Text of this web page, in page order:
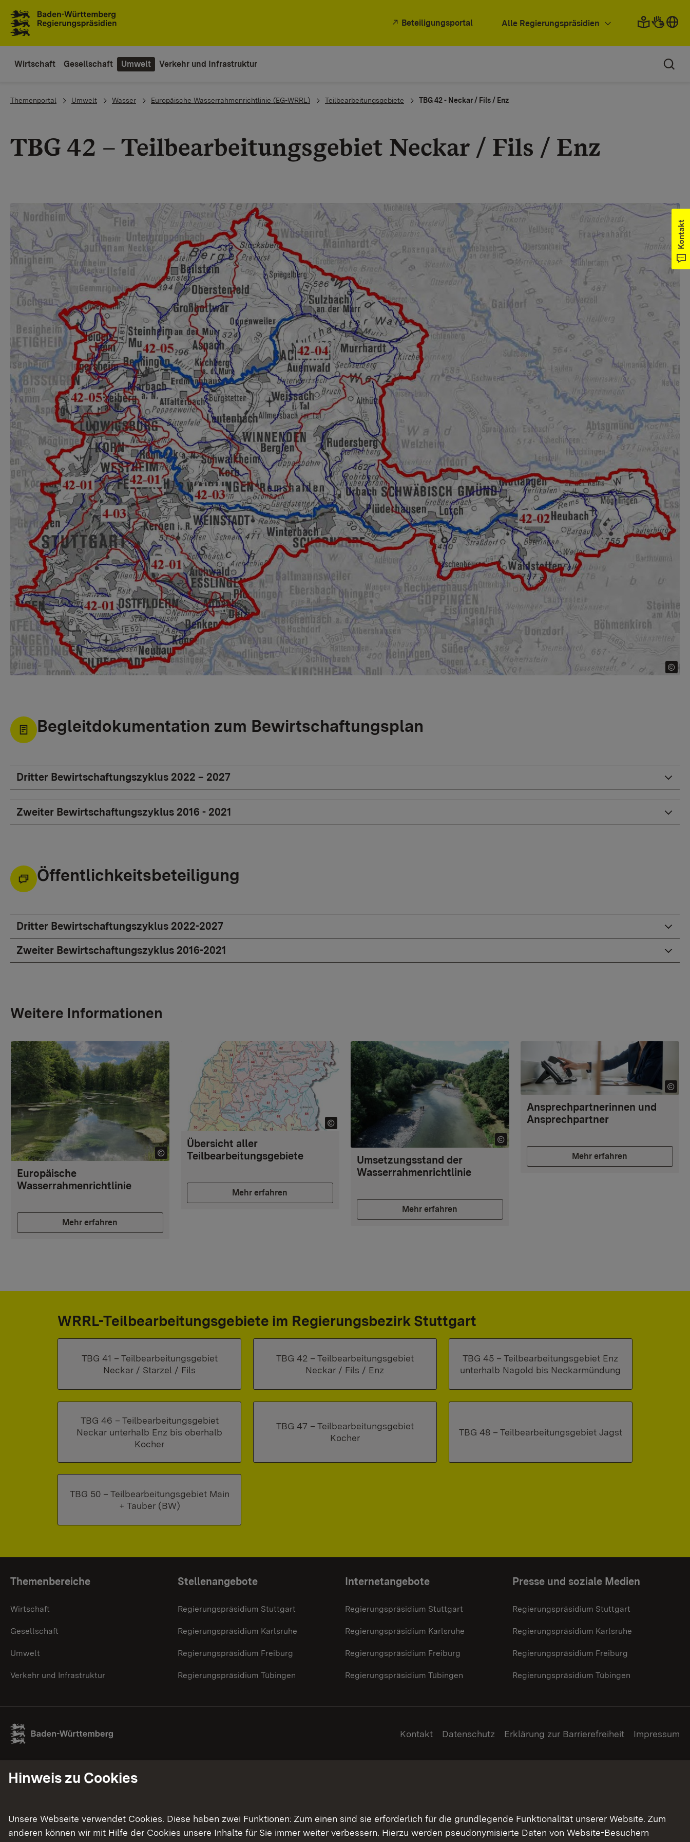
Beteiligungsportal Alle Regierungspräsidien
Wirtschaft Gesellschaft Umwelt Verkehr und Infrastruktur
You are here:
Themenportal Umwelt Wasser Europäische Wasserrahmenrichtlinie (EG-WRRL) Teilbearbeitungsgebiete TBG 42 - Neckar / Fils / Enz
TBG 42 – Teilbearbeitungsgebiet Neckar / Fils / Enz
Show larger version for:
Begleitdokumentation zum Bewirtschaftungsplan
Dritter Bewirtschaftungszyklus 2022 – 2027
Zweiter Bewirtschaftungszyklus 2016 - 2021
Öffentlichkeitsbeteiligung
Dritter Bewirtschaftungszyklus 2022-2027
Zweiter Bewirtschaftungszyklus 2016-2021
Weitere Informationen
Europäische
Wasserrahmenrichtlinie
Mehr erfahren
Übersicht aller
Teilbearbeitungsgebiete
Mehr erfahren
Umsetzungsstand der
Wasserrahmenrichtlinie
Mehr erfahren
Ansprechpartnerinnen und
Ansprechpartner
Mehr erfahren
WRRL-Teilbearbeitungsgebiete im Regierungsbezirk Stuttgart
TBG 41 – Teilbearbeitungsgebiet
Neckar / Starzel / Fils
TBG 42 – Teilbearbeitungsgebiet
Neckar / Fils / Enz
TBG 45 – Teilbearbeitungsgebiet Enz
unterhalb Nagold bis Neckarmündung
TBG 46 – Teilbearbeitungsgebiet
Neckar unterhalb Enz bis oberhalb
Kocher
TBG 47 – Teilbearbeitungsgebiet
Kocher
TBG 48 – Teilbearbeitungsgebiet Jagst
TBG 50 – Teilbearbeitungsgebiet Main
+ Tauber (BW)
Kontakt
Themenübersicht
Themenbereiche
Wirtschaft
Gesellschaft
Umwelt
Verkehr und Infrastruktur
Stellenangebote
Regierungspräsidium Stuttgart
Regierungspräsidium Karlsruhe
Regierungspräsidium Freiburg
Regierungspräsidium Tübingen
Internetangebote
Regierungspräsidium Stuttgart
Regierungspräsidium Karlsruhe
Regierungspräsidium Freiburg
Regierungspräsidium Tübingen
Presse und soziale Medien
Regierungspräsidium Stuttgart
Regierungspräsidium Karlsruhe
Regierungspräsidium Freiburg
Regierungspräsidium Tübingen
Kontakt Datenschutz Erklärung zur Barrierefreiheit Impressum
Hinweis zu Cookies
Unsere Webseite verwendet Cookies. Diese haben zwei Funktionen: Zum einen sind sie erforderlich für die grundlegende Funktionalität unserer Website. Zum
anderen können wir mit Hilfe der Cookies unsere Inhalte für Sie immer weiter verbessern. Hierzu werden pseudonymisierte Daten von Website-Besuchern